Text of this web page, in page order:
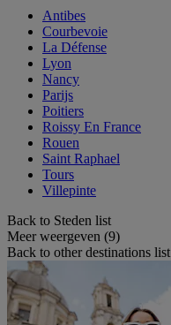
Antibes
Courbevoie
La Défense
Lyon
Nancy
Parijs
Poitiers
Roissy En France
Rouen
Saint Raphael
Tours
Villepinte
Back to Steden list
Meer weergeven (9)
Back to other destinations list